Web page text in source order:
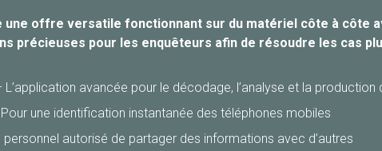
une offre versatile fonctionnant sur du matériel côte à côte
précieuses pour les enquêteurs afin de résoudre les cas
L’application avancée pour le décodage, l’analyse et la production
une identification instantanée des téléphones mobiles
autorisé de partager des informations avec d’autres